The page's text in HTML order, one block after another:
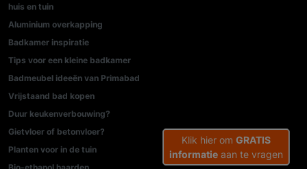
huis en tuin
Aluminium overkapping
Badkamer inspiratie
Tips voor een kleine badkamer
Badmeubel ideeën van Primabad
Vrijstaand bad kopen
Duur keukenverbouwing?
Gietvloer of betonvloer?
Planten voor in de tuin
Klik hier om GRATIS
informatie aan te vragen